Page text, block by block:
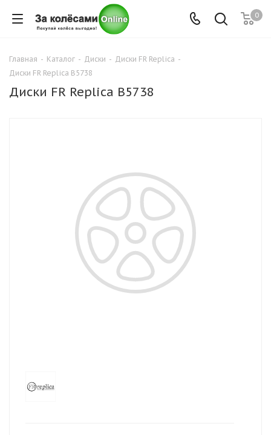
0
Главная - Каталог - Диски - Диски FR Replica -
Диски FR Replica B5738
Диски FR Replica B5738